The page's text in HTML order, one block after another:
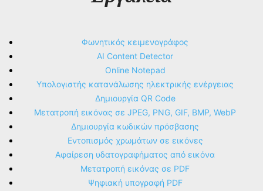
Φωνητικός κειμενογράφος
AI Content Detector
Online Notepad
Υπολογιστής κατανάλωσης ηλεκτρικής ενέργειας
Δημιουργία QR Code
Μετατροπή εικόνας σε JPEG, PNG, GIF, BMP, WebP
Δημιουργία κωδικών πρόσβασης
Εντοπισμός χρωμάτων σε εικόνες
Αφαίρεση υδατογραφήματος από εικόνα
Μετατροπή εικόνας σε PDF
Ψηφιακή υπογραφή PDF